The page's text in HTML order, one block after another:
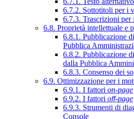
6.7.2. Sottotitoli per i
6.7.3. Trascrizioni per
6.8. Proprietà intellettuale e
6.8.1. Pubblicazione
Pubblica
6.8.2. Pubblicazione
dalla Pubblica
6.8.3. Consenso dei
6.9. Ottimizzazione per i
6.9.1. I fattori on-page
6.9.2. I fattori off-page
6.9.3. Strumenti di
Console